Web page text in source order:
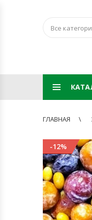
Все
ГЛАВНАЯ
-12%